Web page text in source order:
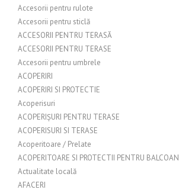
Accesorii pentru rulote
Accesorii pentru sticlă
ACCESORII PENTRU TERASĂ
ACCESORII PENTRU TERASE
Accesorii pentru umbrele
ACOPERIRI
ACOPERIRI SI PROTECTIE
Acoperisuri
ACOPERIȘURI PENTRU TERASE
ACOPERISURI SI TERASE
Acoperitoare / Prelate
ACOPERITOARE SI PROTECTII PENTRU BALCOAN
Actualitate locală
AFACERI